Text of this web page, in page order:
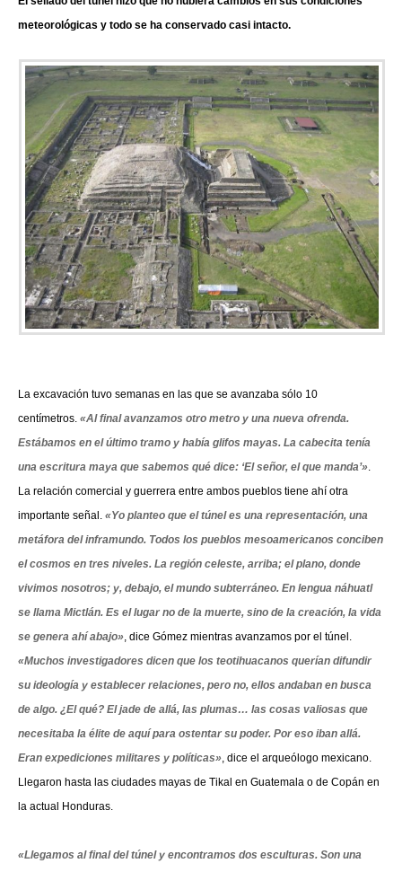
meteorológicas y todo se ha conservado casi intacto.
La excavación tuvo semanas en las que se avanzaba sólo 10
centímetros. «Al final avanzamos otro metro y una nueva ofrenda.
Estábamos en el último tramo y había glifos mayas. La cabecita tenía
una escritura maya que sabemos qué dice: ‘El señor, el que manda’».
La relación comercial y guerrera entre ambos pueblos tiene ahí otra
importante señal. «Yo planteo que el túnel es una representación, una
metáfora del inframundo. Todos los pueblos mesoamericanos conciben
el cosmos en tres niveles. La región celeste, arriba; el plano, donde
vivimos nosotros; y, debajo, el mundo subterráneo. En lengua náhuatl
se llama Mictlán. Es el lugar no de la muerte, sino de la creación, la vida
se genera ahí abajo», dice Gómez mientras avanzamos por el túnel.
«Muchos investigadores dicen que los teotihuacanos querían difundir
su ideología y establecer relaciones, pero no, ellos andaban en busca
de algo. ¿El qué? El jade de allá, las plumas… las cosas valiosas que
necesitaba la élite de aquí para ostentar su poder. Por eso iban allá.
Eran expediciones militares y políticas», dice el arqueólogo mexicano.
Llegaron hasta las ciudades mayas de Tikal en Guatemala o de Copán en
la actual Honduras.
«Llegamos al final del túnel y encontramos dos esculturas. Son una